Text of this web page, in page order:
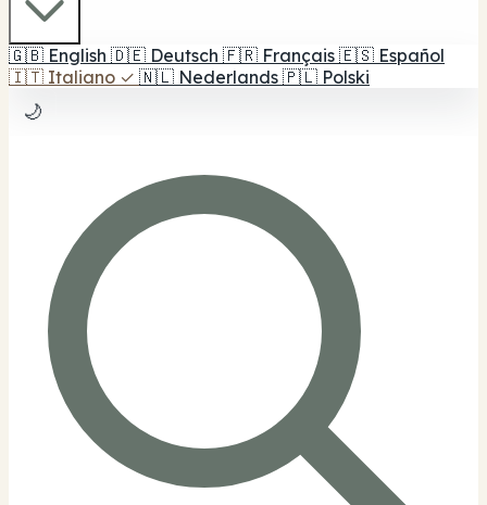
🇬🇧 English 🇩🇪 Deutsch 🇫🇷 Français 🇪🇸 Español
🇮🇹 Italiano ✓ 🇳🇱 Nederlands 🇵🇱 Polski
🌙